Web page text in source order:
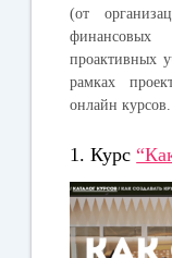
(от
финансовых
проактивных
рамках
онлайн курсов.
1. Курс